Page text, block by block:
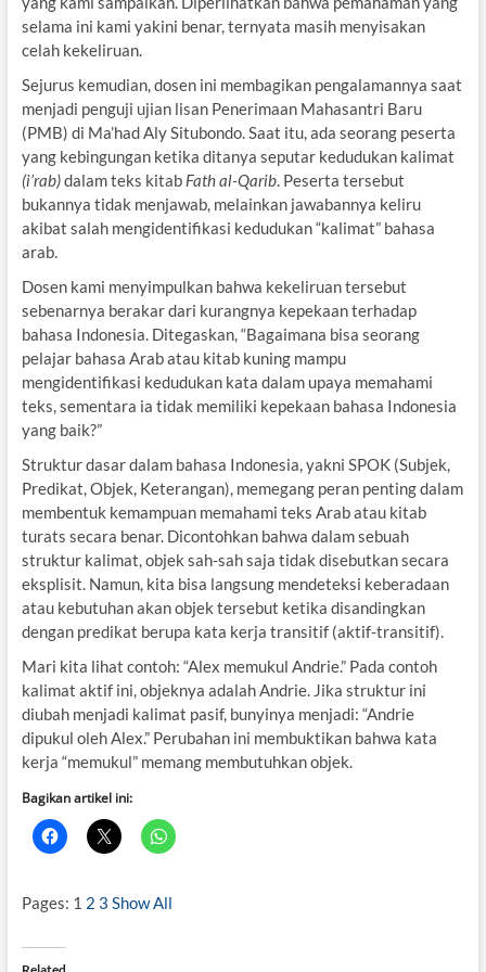
selama ini kami yakini benar, ternyata masih menyisakan
celah kekeliruan.
Sejurus kemudian, dosen ini membagikan pengalamannya saat
menjadi penguji ujian lisan Penerimaan Mahasantri Baru
(PMB) di Ma’had Aly Situbondo. Saat itu, ada seorang peserta
yang kebingungan ketika ditanya seputar kedudukan kalimat
(i’rab)dalam teks kitab Fath al-Qarib. Peserta tersebut
bukannya tidak menjawab, melainkan jawabannya keliru
akibat salah mengidentifikasi kedudukan “kalimat” bahasa
arab.
Dosen kami menyimpulkan bahwa kekeliruan tersebut
sebenarnya berakar dari kurangnya kepekaan terhadap
bahasa Indonesia. Ditegaskan, “Bagaimana bisa seorang
pelajar bahasa Arab atau kitab kuning mampu
mengidentifikasi kedudukan kata dalam upaya memahami
teks, sementara ia tidak memiliki kepekaan bahasa Indonesia
yang baik?”
Struktur dasar dalam bahasa Indonesia, yakni SPOK (Subjek,
Predikat, Objek, Keterangan), memegang peran penting dalam
membentuk kemampuan memahami teks Arab atau kitab
turats secara benar. Dicontohkan bahwa dalam sebuah
struktur kalimat, objek sah-sah saja tidak disebutkan secara
eksplisit. Namun, kita bisa langsung mendeteksi keberadaan
atau kebutuhan akan objek tersebut ketika disandingkan
dengan predikat berupa kata kerja transitif (aktif-transitif).
Mari kita lihat contoh: “Alex memukul Andrie.” Pada contoh
kalimat aktif ini, objeknya adalah Andrie. Jika struktur ini
diubah menjadi kalimat pasif, bunyinya menjadi: “Andrie
dipukul oleh Alex.” Perubahan ini membuktikan bahwa kata
kerja “memukul” memang membutuhkan objek.
Bagikan artikel ini:
Pages: 1 2 3 Show All